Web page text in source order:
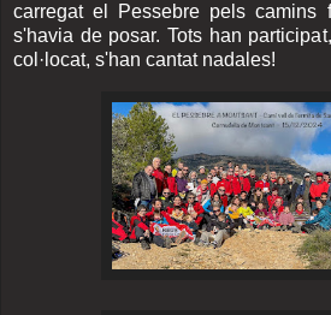
carregat el Pessebre pels camins
s'havia de posar. Tots han
col·locat, s'han cantat nadales!